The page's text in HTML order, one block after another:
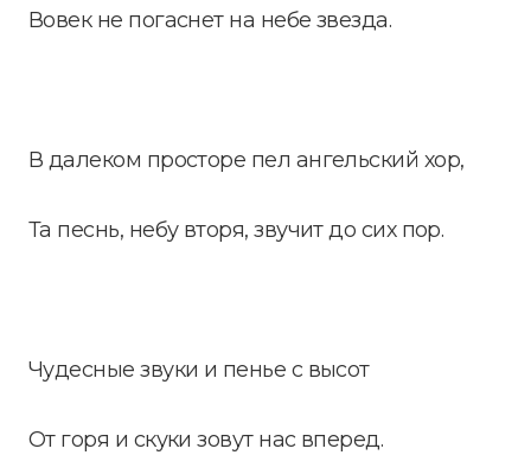
Вовек не погаснет на небе звезда.
В далеком просторе пел ангельский хор,
Та песнь, небу вторя, звучит до сих пор.
Чудесные звуки и пенье с высот
От горя и скуки зовут нас вперед.